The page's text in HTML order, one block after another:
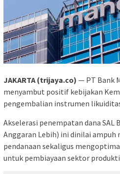
JAKARTA (trijaya.co) — PT Bank
menyambut positif kebijakan
pengembalian instrumen
Akselerasi penempatan dana SAL
Anggaran Lebih) ini dinilai
pendanaan sekaligus
untuk pembiayaan sektor